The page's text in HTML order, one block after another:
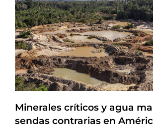
Minerales críticos y agua
sendas contrarias en